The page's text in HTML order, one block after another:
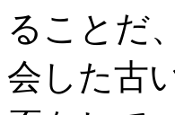
ることだ
会した古